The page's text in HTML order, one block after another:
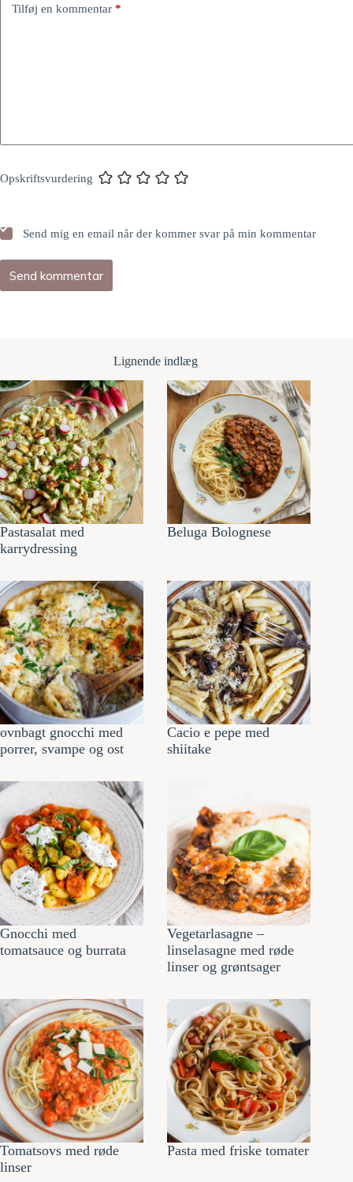
Tilføj en kommentar *
Opskriftsvurdering
Send mig en email når der kommer svar på min kommentar
Send kommentar
Lignende indlæg
Pastasalat med
karrydressing
Beluga Bolognese
ovnbagt gnocchi med
porrer, svampe og ost
Cacio e pepe med
shiitake
Gnocchi med
tomatsauce og burrata
Vegetarlasagne –
linselasagne med røde
linser og grøntsager
Tomatsovs med røde
linser
Pasta med friske tomater